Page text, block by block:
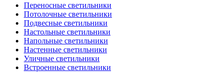
Переносные светильники
Потолочные светильники
Подвесные светильники
Настольные светильники
Напольные светильники
Настенные светильники
Уличные светильники
Встроенные светильники